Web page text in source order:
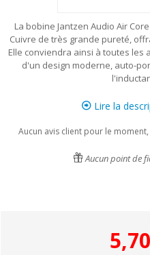
La bobine Jantzen Audio Air
Cuivre de très grande pureté,
Elle conviendra ainsi à toutes les
d'un design moderne, auto-
Lire la
Aucun avis client pour le
Aucun point de